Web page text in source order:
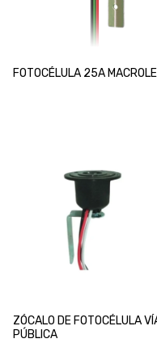
FOTOCÉLULA 25A
ZÓCALO DE FOTOCÉLULA
PÚBLICA